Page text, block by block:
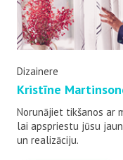
Dizainere
Kristīne
Norunājiet tikšanos ar
lai apspriestu jūsu
un realizāciju.